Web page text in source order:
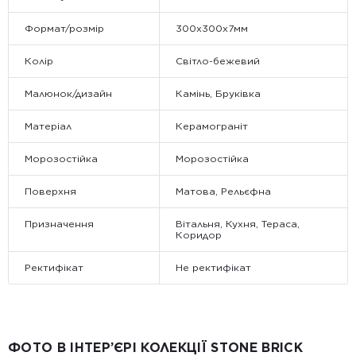
Формат/розмір 300х300х7мм
Колір Світло-бежевий
Малюнок/дизайн Камінь, Бруківка
Матеріал Керамограніт
Морозостійка Морозостійка
Поверхня Матова, Рельєфна
Призначення
Вітальня, Кухня, Тераса,
Коридор
Ректифікат Не ректифікат
ФОТО В ІНТЕР’ЄРІ КОЛЕКЦІЇ STONE BRICK